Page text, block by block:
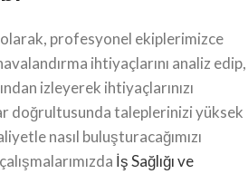
profesyonel ekiplerimizce
ihtiyaçlarını analiz edip,
izleyerek ihtiyaçlarınızı
doğrultusunda taleplerinizi yüksek
nasıl buluşturacağımızı
İş Sağlığı ve